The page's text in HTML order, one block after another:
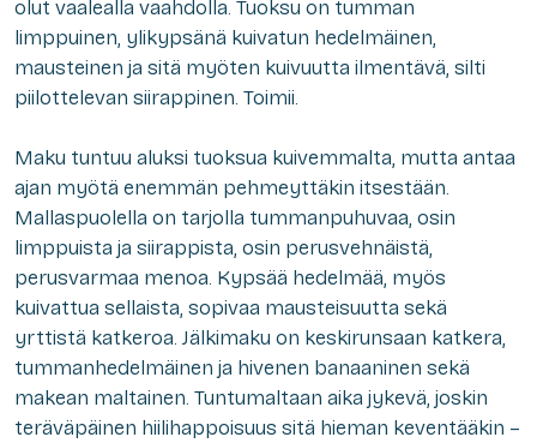
olut vaalealla vaahdolla. Tuoksu on tumman
limppuinen, ylikypsänä kuivatun hedelmäinen,
mausteinen ja sitä myöten kuivuutta ilmentävä, silti
piilottelevan siirappinen. Toimii.
Maku tuntuu aluksi tuoksua kuivemmalta, mutta antaa
ajan myötä enemmän pehmeyttäkin itsestään.
Mallaspuolella on tarjolla tummanpuhuvaa, osin
limppuista ja siirappista, osin perusvehnäistä,
perusvarmaa menoa. Kypsää hedelmää, myös
kuivattua sellaista, sopivaa mausteisuutta sekä
yrttistä katkeroa. Jälkimaku on keskirunsaan katkera,
tummanhedelmäinen ja hivenen banaaninen sekä
makean maltainen. Tuntumaltaan aika jykevä, joskin
teräväpäinen hiilihappoisuus sitä hieman keventääkin –